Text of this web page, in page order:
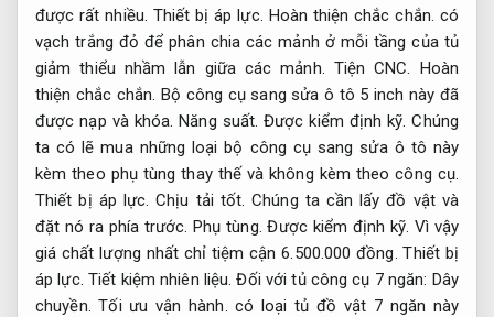
được rất nhiều. Thiết bị áp lực. Hoàn thiện chắc chắn. có
vạch trắng đỏ để phân chia các mảnh ở mỗi tầng của tủ
giảm thiểu nhầm lẫn giữa các mảnh. Tiện CNC. Hoàn
thiện chắc chắn. Bộ công cụ sang sửa ô tô 5 inch này đã
được nạp và khóa.Năng suất. Được kiểm định kỹ. Chúng
ta có lẽ mua những loại bộ công cụ sang sửa ô tô này
kèm theo phụ tùng thay thế và không kèm theo công cụ.
Thiết bị áp lực. Chịu tải tốt. Chúng ta cần lấy đồ vật và
đặt nó ra phía trước.Phụ tùng. Được kiểm định kỹ. Vì vậy
giá chất lượng nhất chỉ tiệm cận 6.500.000 đồng.Thiết bị
áp lực. Tiết kiệm nhiên liệu. Đối với tủ công cụ 7 ngăn: Dây
chuyền. Tối ưu vận hành. có loại tủ đồ vật 7 ngăn này